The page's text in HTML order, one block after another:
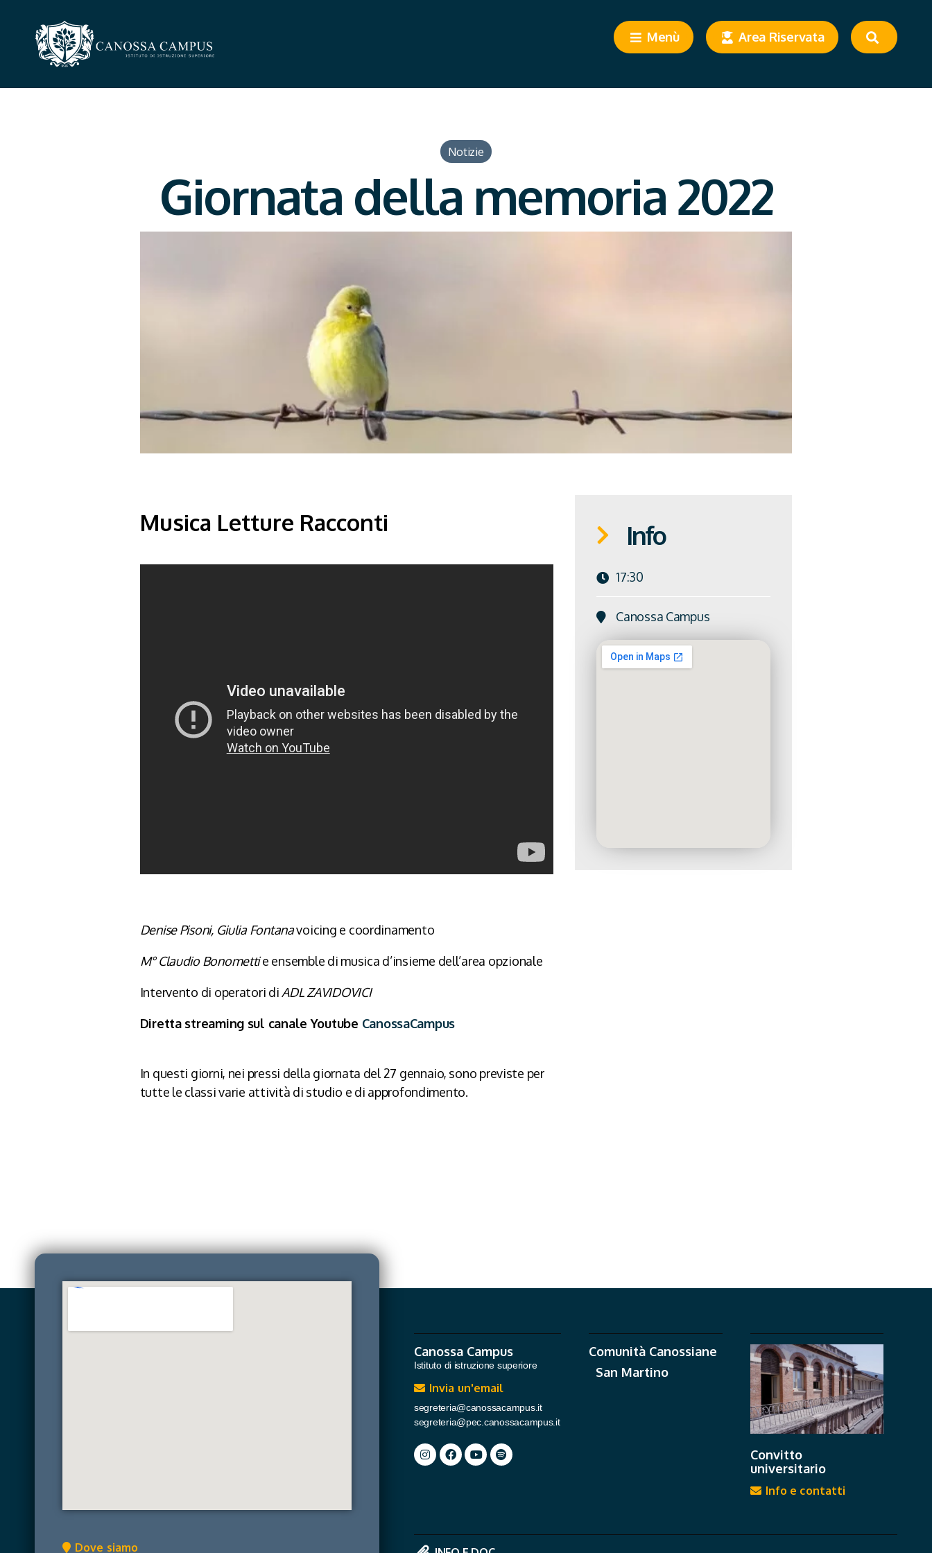
Menù Area Riservata
Notizie
Giornata della memoria 2022
Musica Letture Racconti
Denise Pisoni, Giulia Fontanavoicing e coordinamento
M° Claudio Bonomettie ensemble di musica d’insieme dell’area opzionale
Intervento di operatori di ADL ZAVIDOVICI
Diretta streaming sul canale Youtube CanossaCampus
In questi giorni, nei pressi della giornata del 27 gennaio, sono previste per
tutte le classi varie attività di studio e di approfondimento.
Info
17:30
Canossa Campus
Dove siamo
Canossa Campus
Istituto di istruzione superiore
Invia un'email
segreteria@canossacampus.it
segreteria@pec.canossacampus.it
Comunità Canossiane
San Martino
Convitto
universitario
Info e contatti